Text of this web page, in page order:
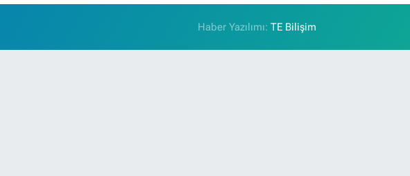
Haber Yazılımı:TE Bilişim